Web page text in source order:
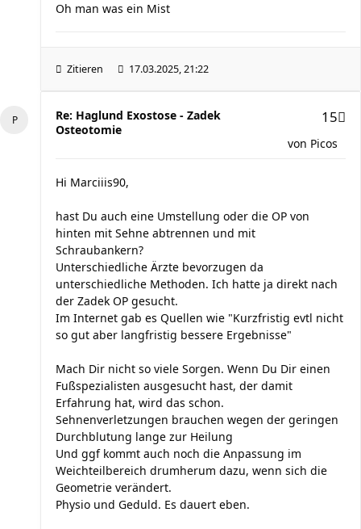
Oh man was ein Mist
Zitieren 17.03.2025, 21:22
Re: Haglund Exostose - Zadek
Osteotomie
15
von Picos
Hi Marciiis90,
hast Du auch eine Umstellung oder die OP von
hinten mit Sehne abtrennen und mit
Schraubankern?
Unterschiedliche Ärzte bevorzugen da
unterschiedliche Methoden. Ich hatte ja direkt nach
der Zadek OP gesucht.
Im Internet gab es Quellen wie "Kurzfristig evtl nicht
so gut aber langfristig bessere Ergebnisse"
Mach Dir nicht so viele Sorgen. Wenn Du Dir einen
Fußspezialisten ausgesucht hast, der damit
Erfahrung hat, wird das schon.
Sehnenverletzungen brauchen wegen der geringen
Durchblutung lange zur Heilung
Und ggf kommt auch noch die Anpassung im
Weichteilbereich drumherum dazu, wenn sich die
Geometrie verändert.
Physio und Geduld. Es dauert eben.